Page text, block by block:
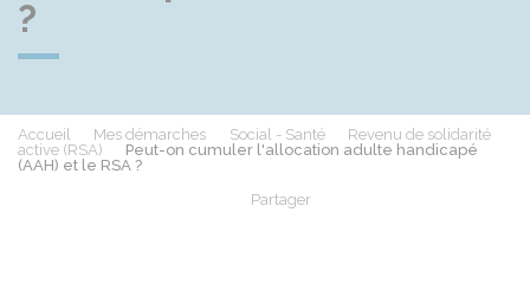
?
Accueil Mes démarches Social - Santé
Revenu de solidarité
active (RSA)
Peut-on cumuler l'allocation adulte handicapé
(AAH) et le RSA ?
Partager